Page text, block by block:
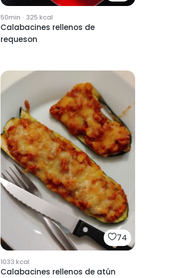
50min · 325 kcal
Calabacines rellenos de
requeson
74
1033 kcal
Calabacines rellenos de atún